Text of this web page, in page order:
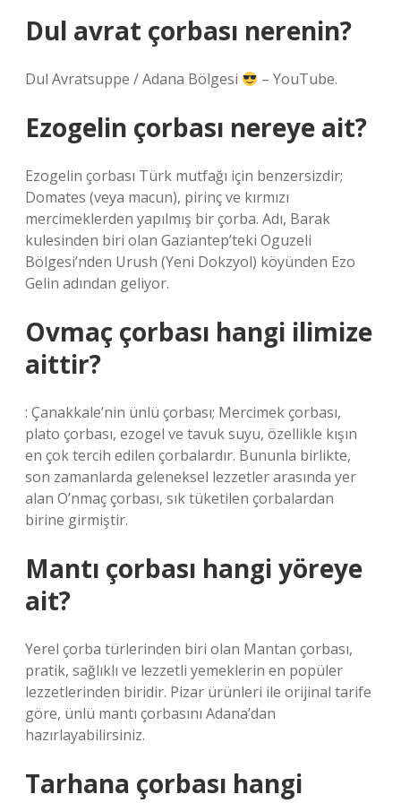
Dul avrat çorbası nerenin?
Dul Avratsuppe / Adana Bölgesi – YouTube.
Ezogelin çorbası nereye ait?
Ezogelin çorbası Türk mutfağı için benzersizdir;
Domates (veya macun), pirinç ve kırmızı
mercimeklerden yapılmış bir çorba. Adı, Barak
kulesinden biri olan Gaziantep’teki Oguzeli
Bölgesi’nden Urush (Yeni Dokzyol) köyünden Ezo
Gelin adından geliyor.
Ovmaç çorbası hangi ilimize
aittir?
: Çanakkale’nin ünlü çorbası; Mercimek çorbası,
plato çorbası, ezogel ve tavuk suyu, özellikle kışın
en çok tercih edilen çorbalardır. Bununla birlikte,
son zamanlarda geleneksel lezzetler arasında yer
alan O’nmaç çorbası, sık tüketilen çorbalardan
birine girmiştir.
Mantı çorbası hangi yöreye
ait?
Yerel çorba türlerinden biri olan Mantan çorbası,
pratik, sağlıklı ve lezzetli yemeklerin en popüler
lezzetlerinden biridir. Pizar ürünleri ile orijinal tarife
göre, ünlü mantı çorbasını Adana’dan
hazırlayabilirsiniz.
Tarhana çorbası hangi